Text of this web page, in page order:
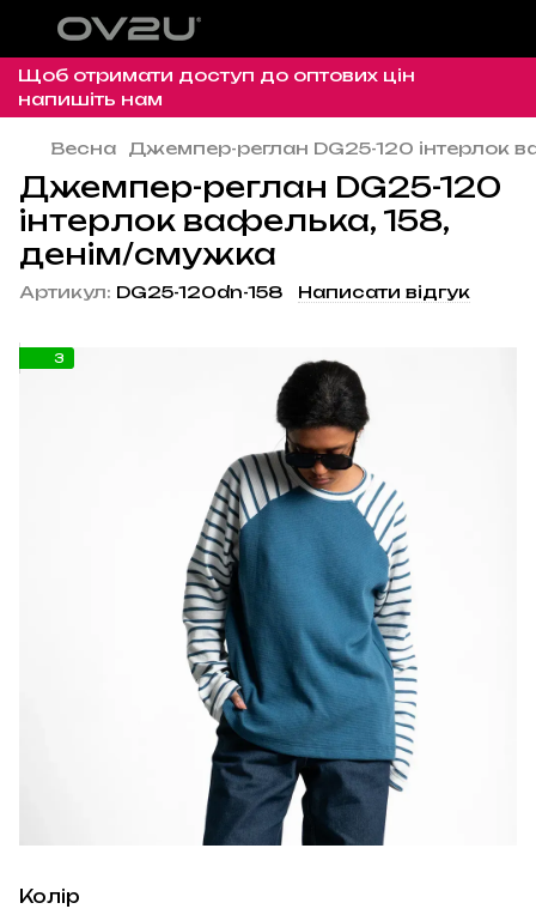
Щоб отримати доступ до оптових цін
напишіть нам
Весна Джемпер-реглан DG25-120 інтерлок
Джемпер-реглан DG25-120
інтерлок вафелька, 158,
денім/смужка
Артикул: DG25-120dn-158 Написати відгук
3
Колір